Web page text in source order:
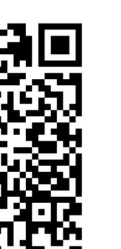
为人熟知的。
设立的以无人
年被选为K
更新，满足各个
。
有领先位置的
外国公司，Str
智能(AI)为基
测软件初创公